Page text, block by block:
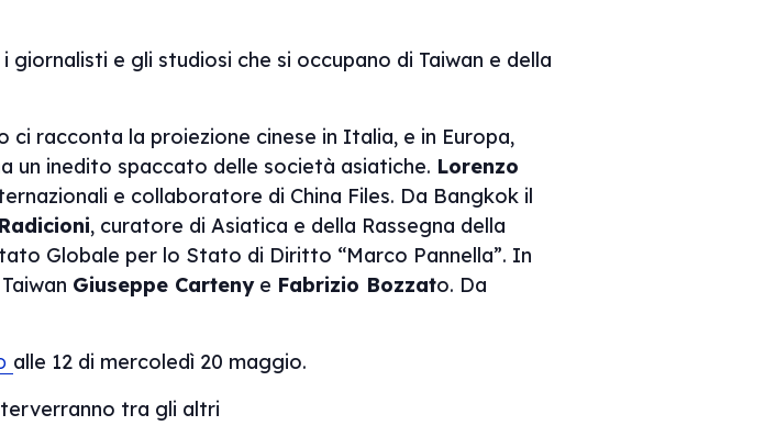
e gli studiosi che si occupano di Taiwan e della
ci racconta la proiezione cinese in Italia, e in Europa,
un inedito spaccato delle società asiatiche. Lorenzo
e collaboratore di China Files. Da Bangkok il
, curatore di Asiatica e della Rassegna della
Globale per lo Stato di Diritto “Marco Pannella”. In
Giuseppe Cartenye Fabrizio Bozzato. Da
alle 12 di mercoledì 20 maggio.
tra gli altri